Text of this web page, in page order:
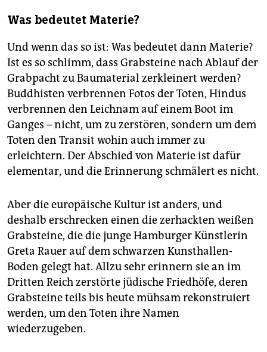
Was bedeutet Materie?
Und wenn das so ist: Was bedeutet dann Materie?
Ist es so schlimm, dass Grabsteine nach Ablauf der
Grabpacht zu Baumaterial zerkleinert werden?
Buddhisten verbrennen Fotos der Toten, Hindus
verbrennen den Leichnam auf einem Boot im
Ganges – nicht, um zu zerstören, sondern um dem
Toten den Transit wohin auch immer zu
erleichtern. Der Abschied von Materie ist dafür
elementar, und die Erinnerung schmälert es nicht.
Aber die europäische Kultur ist anders, und
deshalb erschrecken­ einen die zerhackten weißen
Grabsteine, die die junge Hamburger Künstlerin
Greta Rauer auf dem schwarzen­ Kunsthallen-
Boden gelegt hat. Allzu sehr erinnern sie an im
Dritten Reich zerstörte jüdische Friedhöfe, deren
Grabsteine teils bis heute mühsam rekonstruiert
werden, um den Toten ihre Namen
wiederzugeben.